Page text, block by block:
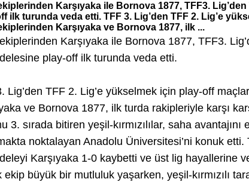
Karşıyaka ile Bornova 1877, TFF3.
ilk turunda veda etti. TFF 3. Lig’den TFF 2. Lig’e
Karşıyaka ve Bornova 1877, ilk ...
Karşıyaka ile Bornova 1877, TFF3.
play-off ilk turunda veda etti.
Lig’den TFF 2. Lig’e yükselmek için play-off
ve Bornova 1877, ilk turda rakipleriyle karşı
3. sırada bitiren yeşil-kırmızılılar, saha
noktalayan Anadolu Üniversitesi’ni konuk etti.
Karşıyaka 1-0 kaybetti ve üst lig hayallerine
ekip büyük bir mutluluk yaşarken, yeşil-kırmızılı